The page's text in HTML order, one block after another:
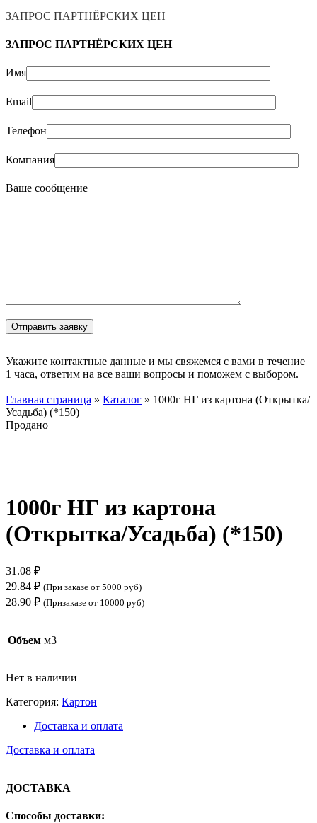
ЗАПРОС ПАРТНЁРСКИХ ЦЕН
ЗАПРОС ПАРТНЁРСКИХ ЦЕН
Имя
Email
Телефон
Компания
Ваше сообщение
Укажите контактные данные и мы свяжемся с вами в течение
1 часа, ответим на все ваши вопросы и поможем с выбором.
Главная страница » Каталог » 1000г НГ из картона (Открытка/
Усадьба) (*150)
Продано
1000г НГ из картона
(Открытка/Усадьба) (*150)
31.08 ₽
29.84 ₽ (При заказе от 5000 руб)
28.90 ₽ (Призаказе от 10000 руб)
Объем м3
Нет в наличии
Категория: Картон
Доставка и оплата
Доставка и оплата
ДОСТАВКА
Способы доставки: